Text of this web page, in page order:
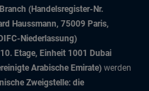
(Handelsregister-Nr.
Haussmann, 75009 Paris,
Niederlassung)
Etage, Einheit 1001 Dubai
Arabische Emirate) werden
Zweigstelle: die